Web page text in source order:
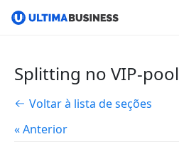
Splitting no VIP-pool
Voltar à lista de seções
« Anterior